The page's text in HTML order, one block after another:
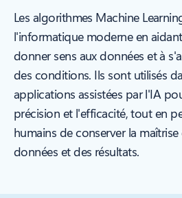
Les algorithmes Machine
l'informatique moderne en
donner sens aux données et à
des conditions. Ils sont utilisés
applications assistées par l'IA
précision et l'efficacité, tout en
humains de conserver la
données et des résultats.